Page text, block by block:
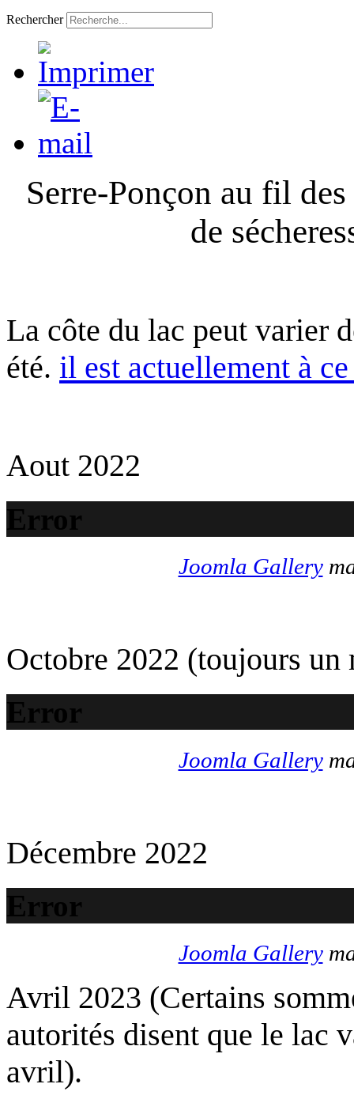
Rechercher
Serre-Ponçon au fil
de
La côte du lac peut varier
été. il est actuellement à
Aout 2022
Error
Joomla Gallery
Octobre 2022 (toujours un
Error
Joomla Gallery
Décembre 2022
Error
Joomla Gallery
Avril 2023 (Certains
autorités disent que le lac
avril).